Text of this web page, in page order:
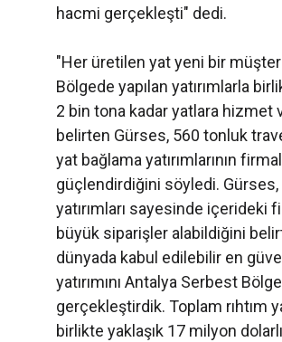
hacmi gerçekleşti" dedi.
"Her üretilen yat yeni bir müşteri
Bölgede yapılan yatırımlarla
2 bin tona kadar yatlara hizmet
belirten Gürses, 560 tonluk
yat bağlama yatırımlarının
güçlendirdiğini söyledi. Gürses,
yatırımları sayesinde içerideki
büyük siparişler alabildiğini
dünyada kabul edilebilir en
yatırımını Antalya Serbest
gerçekleştirdik. Toplam rıhtım
birlikte yaklaşık 17 milyon